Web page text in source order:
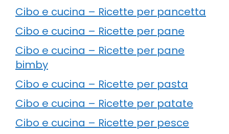
Cibo e cucina – Ricette per pancetta
Cibo e cucina – Ricette per pane
Cibo e cucina – Ricette per pane
bimby
Cibo e cucina – Ricette per pasta
Cibo e cucina – Ricette per patate
Cibo e cucina – Ricette per pesce